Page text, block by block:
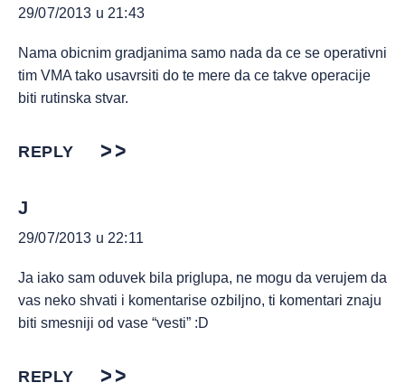
29/07/2013 u 21:43
Nama obicnim gradjanima samo nada da ce se operativni
tim VMA tako usavrsiti do te mere da ce takve operacije
biti rutinska stvar.
REPLY
J
29/07/2013 u 22:11
Ja iako sam oduvek bila priglupa, ne mogu da verujem da
vas neko shvati i komentarise ozbiljno, ti komentari znaju
biti smesniji od vase “vesti” :D
REPLY